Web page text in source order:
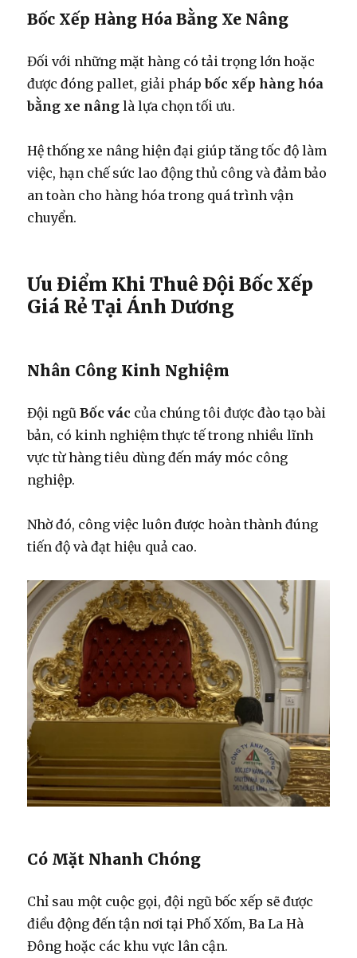
Bốc Xếp Hàng Hóa Bằng Xe Nâng
Đối với những mặt hàng có tải trọng lớn hoặc
được đóng pallet, giải phápbốc xếp hàng hóa
bằng xe nâng là lựa chọn tối ưu.
Hệ thống xe nâng hiện đại giúp tăng tốc độ làm
việc, hạn chế sức lao động thủ công và đảm bảo
an toàn cho hàng hóa trong quá trình vận
chuyển.
Ưu Điểm Khi Thuê Đội Bốc Xếp
Giá Rẻ Tại Ánh Dương
Nhân Công Kinh Nghiệm
Đội ngũBốc vác của chúng tôi được đào tạo bài
bản, có kinh nghiệm thực tế trong nhiều lĩnh
vực từ hàng tiêu dùng đến máy móc công
nghiệp.
Nhờ đó, công việc luôn được hoàn thành đúng
tiến độ và đạt hiệu quả cao.
Có Mặt Nhanh Chóng
Chỉ sau một cuộc gọi, đội ngũ bốc xếp sẽ được
điều động đến tận nơi tại Phố Xốm, Ba La Hà
Đông hoặc các khu vực lân cận.